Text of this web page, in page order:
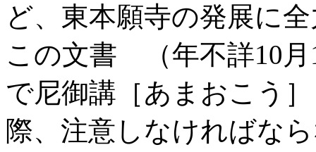
ど、東本願寺の発展に
この文書 （年不詳10月
で尼御講［あまおこう
際、注意しなければな